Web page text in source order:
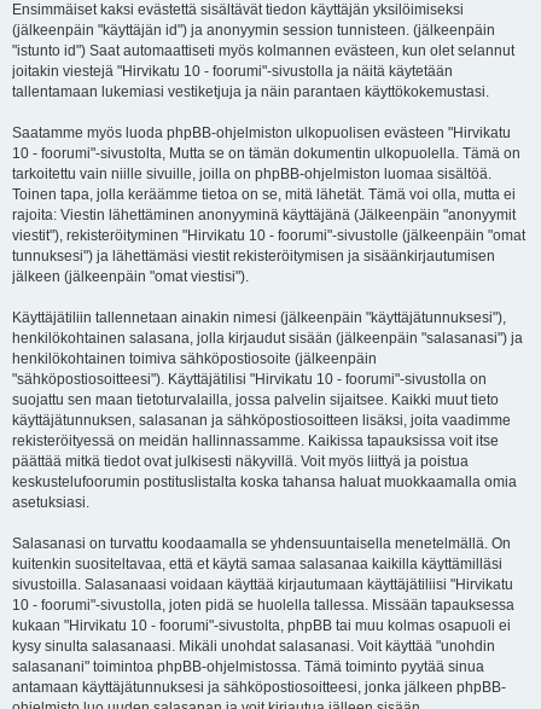
Ensimmäiset kaksi evästettä sisältävät tiedon käyttäjän yksilöimiseksi
(jälkeenpäin "käyttäjän id") ja anonyymin session tunnisteen. (jälkeenpäin
"istunto id") Saat automaattiseti myös kolmannen evästeen, kun olet selannut
joitakin viestejä "Hirvikatu 10 - foorumi"-sivustolla ja näitä käytetään
tallentamaan lukemiasi vestiketjuja ja näin parantaen käyttökokemustasi.
Saatamme myös luoda phpBB-ohjelmiston ulkopuolisen evästeen "Hirvikatu
10 - foorumi"-sivustolta, Mutta se on tämän dokumentin ulkopuolella. Tämä on
tarkoitettu vain niille sivuille, joilla on phpBB-ohjelmiston luomaa sisältöä.
Toinen tapa, jolla keräämme tietoa on se, mitä lähetät. Tämä voi olla, mutta ei
rajoita: Viestin lähettäminen anonyyminä käyttäjänä (Jälkeenpäin "anonyymit
viestit"), rekisteröityminen "Hirvikatu 10 - foorumi"-sivustolle (jälkeenpäin "omat
tunnuksesi") ja lähettämäsi viestit rekisteröitymisen ja sisäänkirjautumisen
jälkeen (jälkeenpäin "omat viestisi").
Käyttäjätiliin tallennetaan ainakin nimesi (jälkeenpäin "käyttäjätunnuksesi"),
henkilökohtainen salasana, jolla kirjaudut sisään (jälkeenpäin "salasanasi") ja
henkilökohtainen toimiva sähköpostiosoite (jälkeenpäin
"sähköpostiosoitteesi"). Käyttäjätilisi "Hirvikatu 10 - foorumi"-sivustolla on
suojattu sen maan tietoturvalailla, jossa palvelin sijaitsee. Kaikki muut tieto
käyttäjätunnuksen, salasanan ja sähköpostiosoitteen lisäksi, joita vaadimme
rekisteröityessä on meidän hallinnassamme. Kaikissa tapauksissa voit itse
päättää mitkä tiedot ovat julkisesti näkyvillä. Voit myös liittyä ja poistua
keskustelufoorumin postituslistalta koska tahansa haluat muokkaamalla omia
asetuksiasi.
Salasanasi on turvattu koodaamalla se yhdensuuntaisella menetelmällä. On
kuitenkin suositeltavaa, että et käytä samaa salasanaa kaikilla käyttämilläsi
sivustoilla. Salasanaasi voidaan käyttää kirjautumaan käyttäjätiliisi "Hirvikatu
10 - foorumi"-sivustolla, joten pidä se huolella tallessa. Missään tapauksessa
kukaan "Hirvikatu 10 - foorumi"-sivustolta, phpBB tai muu kolmas osapuoli ei
kysy sinulta salasanaasi. Mikäli unohdat salasanasi. Voit käyttää "unohdin
salasanani" toimintoa phpBB-ohjelmistossa. Tämä toiminto pyytää sinua
antamaan käyttäjätunnuksesi ja sähköpostiosoitteesi, jonka jälkeen phpBB-